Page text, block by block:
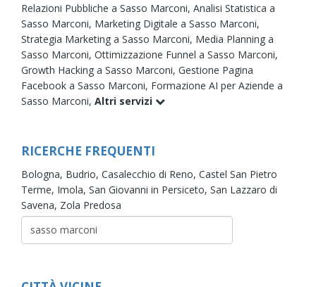
Relazioni Pubbliche a Sasso Marconi, Analisi Statistica a
Sasso Marconi, Marketing Digitale a Sasso Marconi,
Strategia Marketing a Sasso Marconi, Media Planning a
Sasso Marconi, Ottimizzazione Funnel a Sasso Marconi,
Growth Hacking a Sasso Marconi, Gestione Pagina
Facebook a Sasso Marconi, Formazione AI per Aziende a
Sasso Marconi, Altri servizi
RICERCHE FREQUENTI
Bologna, Budrio, Casalecchio di Reno, Castel San Pietro
Terme, Imola, San Giovanni in Persiceto, San Lazzaro di
Savena, Zola Predosa